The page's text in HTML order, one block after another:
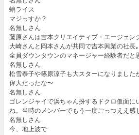
蛸ライス
マジっすか？
名無しさん
藤原さんは吉本クリエイティブ・エージェン
大崎さんと岡本さんが共同で吉本興業の社長｡
全員ダウンタウンのマネージャー経験者だと
名無しさん
松雪泰子や篠原涼子も大スターになりました
偉大だったな〜
名無しさん
ゴレンジャイで浜ちゃん扮するドクロ仮面に
ね。当時のメンバーでもう一度ごっつええ感
名無しさん
今、地上波で